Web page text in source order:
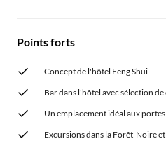
Points forts
Concept de l'hôtel Feng Shui
Bar dans l'hôtel avec sélection
Un emplacement idéal aux
Excursions dans la Forêt-Noire